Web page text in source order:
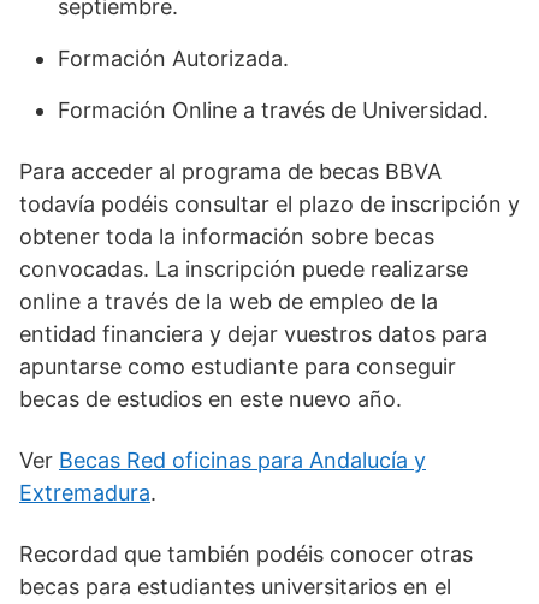
septiembre.
Formación Autorizada.
Formación Online a través de Universidad.
Para acceder al programa de becas BBVA
todavía podéis consultar el plazo de inscripción y
obtener toda la información sobre becas
convocadas. La inscripción puede realizarse
online a través de la web de empleo de la
entidad financiera y dejar vuestros datos para
apuntarse como estudiante para conseguir
becas de estudios en este nuevo año.
Ver Becas Red oficinas para Andalucía y
Extremadura.
Recordad que también podéis conocer otras
becas para estudiantes universitarios en el